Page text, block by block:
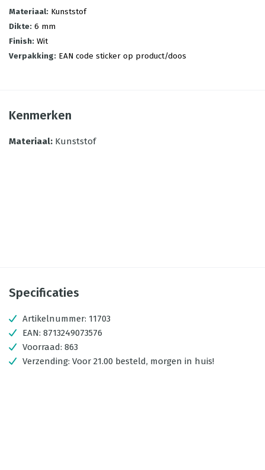
Materiaal: Kunststof
Dikte: 6 mm
Finish: Wit
Verpakking: EAN code sticker op product/doos
Kenmerken
Materiaal: Kunststof
Specificaties
Artikelnummer: 11703
EAN: 8713249073576
Voorraad: 863
Verzending: Voor 21.00 besteld, morgen in huis!